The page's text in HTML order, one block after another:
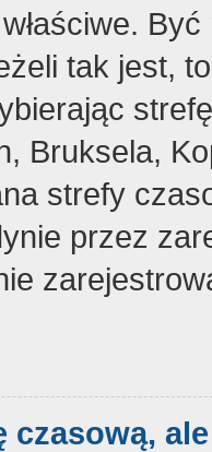
tak jest,
Bruksela,
strefy
przez
czasową,